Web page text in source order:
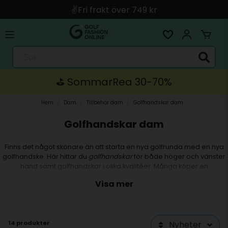
✌️Fri frakt över 749 kr
🚀 Snabb leverans med Instabox & PostNord
🛍️ Betala med Swish, Apple Pay, Kort & Faktura
🚚 Skickas direkt från lagret i Linköping
⛳️ SommarRea 30-70%
Hem Dam Tillbehör dam Golfhandskar dam
Golfhandskar dam
Finns det något skönare än att starta en nya golfrunda med en nya
golfhandske. Här hittar du golfhandskarför både höger och vänster
hand samt golfhandskar i olika kvalitéer. Många köper en
Detta är fel, en allvädershandske är en golfhandske tillverkad i syntet
regnhandske och den ska var blött för bästa grepp i regnet. Sedan
finns det golfhandskar tillverkade i skinn och dessa är de tunnaste
Visa mer
14 produkter Nyheter